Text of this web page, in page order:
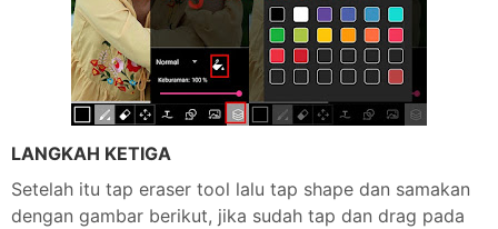
LANGKAH KETIGA
Setelah itu tap eraser tool lalu tap shape dan samakan
dengan gambar berikut, jika sudah tap dan drag pada